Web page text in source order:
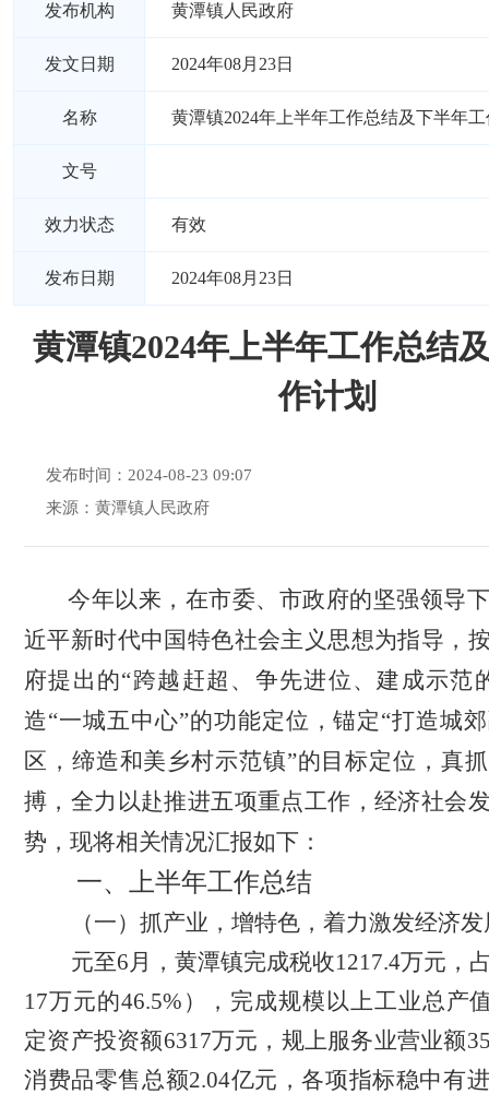
发布机构 黄潭镇人民政府
发文日期 2024年08月23日
名称 黄潭镇2024年上半年工作总结及下半年
文号
效力状态 有效
发布日期 2024年08月23日
黄潭镇2024年上半年工作总结
作计划
发布时间：2024-08-23 09:07
来源：黄潭镇人民政府
今年以来，在市委、市政府的坚强领导
近平新时代中国特色社会主义思想为指导，
府提出的“跨越赶超、争先进位、建成示范
造“一城五中心”的功能定位，锚定“打造城
区，缔造和美乡村示范镇”的目标定位，真
搏，全力以赴推进五项重点工作，经济社会
势，现将相关情况汇报如下：
一、上半年工作总结
（一）抓产业，增特色，着力激发经济
元至6月，黄潭镇完成税收1217.4万元，
17万元的46.5%），完成规模以上工业总产
定资产投资额6317万元，规上服务业营业额
消费品零售总额2.04亿元，各项指标稳中有